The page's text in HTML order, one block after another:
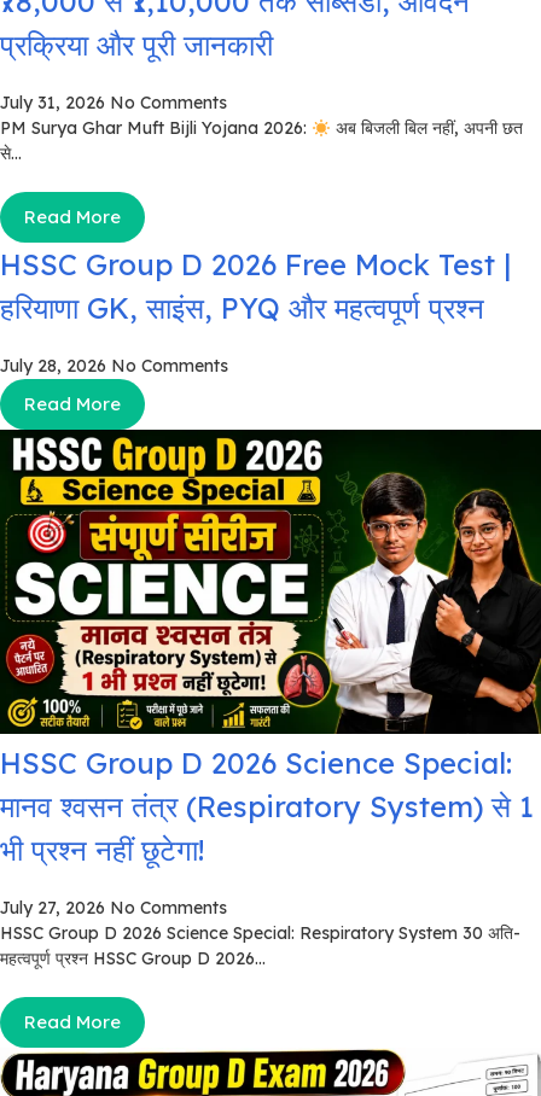
प्रक्रिया और पूरी जानकारी
July 31, 2026 No Comments
PM Surya Ghar Muft Bijli Yojana 2026:
अब बिजली बिल नहीं, अपनी छत
से...
Read More
HSSC Group D 2026 Free Mock Test |
हरियाणा GK, साइंस, PYQ और महत्वपूर्ण प्रश्न
July 28, 2026 No Comments
Read More
HSSC Group D 2026 Science Special:
मानव श्वसन तंत्र (Respiratory System) से 1
भी प्रश्न नहीं छूटेगा!
July 27, 2026 No Comments
HSSC Group D 2026 Science Special: Respiratory System 30 अति-
महत्वपूर्ण प्रश्न HSSC Group D 2026...
Read More